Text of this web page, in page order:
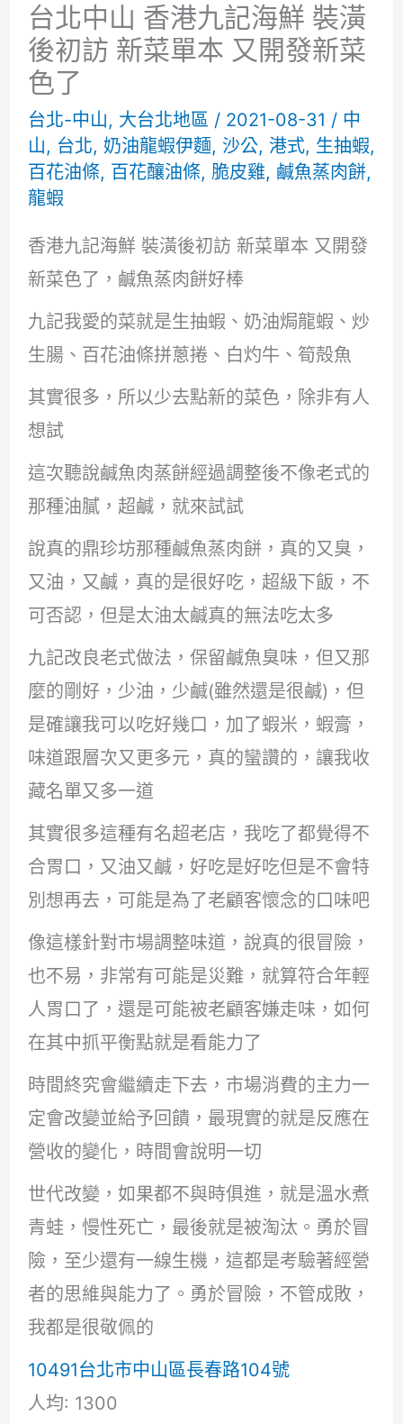
台北中山 香港九記海鮮 裝潢
後初訪 新菜單本 又開發新菜
色了
台北-中山, 大台北地區 / 2021-08-31 / 中
山, 台北, 奶油龍蝦伊麵, 沙公, 港式, 生抽蝦,
百花油條, 百花釀油條, 脆皮雞, 鹹魚蒸肉餅,
龍蝦
香港九記海鮮 裝潢後初訪 新菜單本 又開發
新菜色了，鹹魚蒸肉餅好棒
九記我愛的菜就是生抽蝦、奶油焗龍蝦、炒
生腸、百花油條拼蔥捲、白灼牛、筍殻魚
其實很多，所以少去點新的菜色，除非有人
想試
這次聽說鹹魚肉蒸餅經過調整後不像老式的
那種油膩，超鹹，就來試試
說真的鼎珍坊那種鹹魚蒸肉餅，真的又臭，
又油，又鹹，真的是很好吃，超級下飯，不
可否認，但是太油太鹹真的無法吃太多
九記改良老式做法，保留鹹魚臭味，但又那
麼的剛好，少油，少鹹(雖然還是很鹹)，但
是確讓我可以吃好幾口，加了蝦米，蝦膏，
味道跟層次又更多元，真的蠻讚的，讓我收
藏名單又多一道
其實很多這種有名超老店，我吃了都覺得不
合胃口，又油又鹹，好吃是好吃但是不會特
別想再去，可能是為了老顧客懷念的口味吧
像這樣針對市場調整味道，說真的很冒險，
也不易，非常有可能是災難，就算符合年輕
人胃口了，還是可能被老顧客嫌走味，如何
在其中抓平衡點就是看能力了
時間終究會繼續走下去，市場消費的主力一
定會改變並給予回饋，最現實的就是反應在
營收的變化，時間會說明一切
世代改變，如果都不與時俱進，就是溫水煮
青蛙，慢性死亡，最後就是被淘汰。勇於冒
險，至少還有一線生機，這都是考驗著經營
者的思維與能力了。勇於冒險，不管成敗，
我都是很敬佩的
10491台北市中山區長春路104號
人均: 1300